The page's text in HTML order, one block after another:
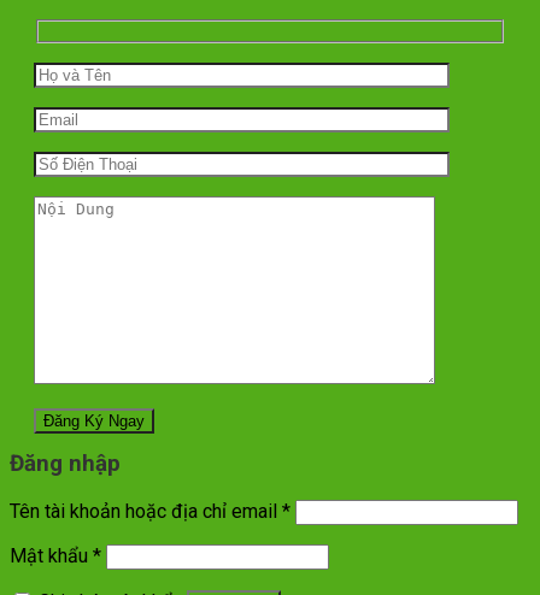
Đăng nhập
Tên tài khoản hoặc địa chỉ email *
Mật khẩu *